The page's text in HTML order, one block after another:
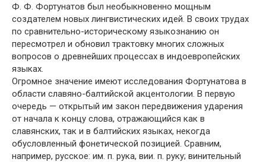
Ф. Ф. Фортунатов был необыкновенно мощным
создателем новых лингвистических идей. В своих трудах
по сравнительно-историческому языкознанию он
пересмотрел и обновил трактовку многих сложных
вопросов о древнейших процессах в индоевропейских
языках.
Огромное значение имеют исследования Фортунатова в
области славяно-балтийской акцентологии. В первую
очередь — открытый им закон передвижения ударения
от начала к концу слова, отражающийся как в
славянских, так и в балтийских языках, некогда
обусловленный фонетической позицией. Сравним,
например, русское: им. п. рука, вии. п. руку; винительный